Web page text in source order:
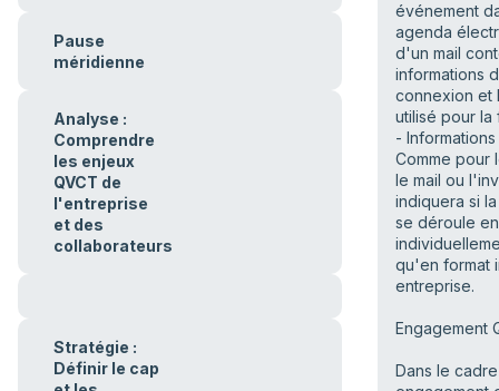
Pause
méridienne
Analyse :
Comprendre
les enjeux
QVCT de
l'entreprise
et des
collaborateurs
Stratégie :
Définir le cap
événement
agenda
d'un mail
informations
connexion et
utilisé pour la
-
Comme pour
le mail ou
indiquera si
se déroule
qu'en format
entreprise.
Engagement
Dans le